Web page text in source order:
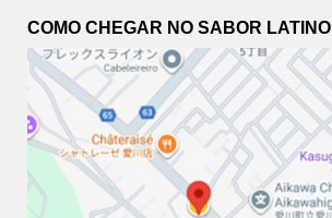
COMO CHEGAR NO SABOR LATINO